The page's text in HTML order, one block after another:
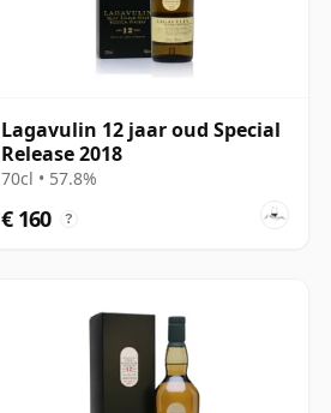
Lagavulin 12 jaar oud Special
Release 2018
70cl • 57.8%
€ 160 ?